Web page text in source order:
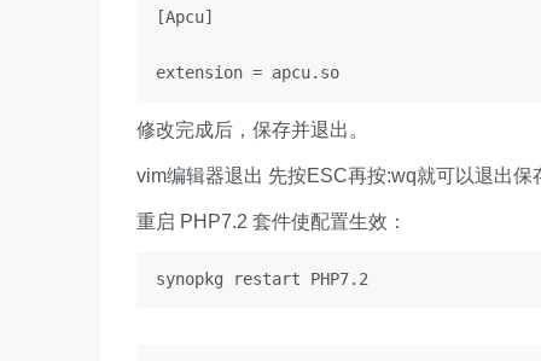
[Apcu]
extension = apcu.so
修改完成后，保存并退出。
vim编辑器退出 先按ESC再按:wq就可以退出保
重启 PHP7.2 套件使配置生效：
synopkg restart PHP7.2